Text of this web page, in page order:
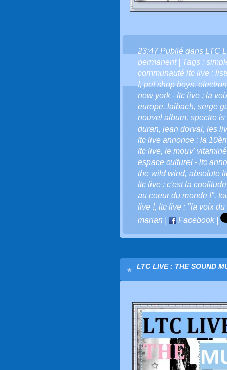
23:47 Publié dans LTC
permanent| Tags :
communauté ltc live :
!,pet shop boys,
new york - ltc live : la
europe, laibach, serge
nouvel album, spectre
duran, jean dorval, les
ltc live annonce : la
ltc live, le mouv'
espace culturel - ltc
the wild wind, absolute
ltc live : c'est la
au coeur du monde !",
live !, ltc live : "la voix
marian
Facebook|
LTC LIVE : THE SOUND